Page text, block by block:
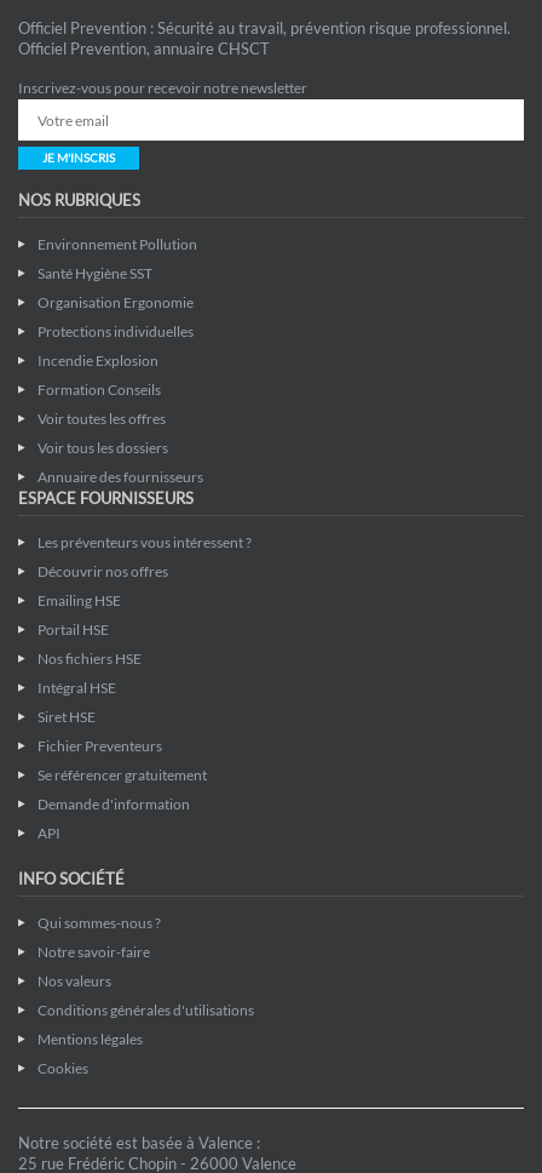
Officiel Prevention : Sécurité au travail, prévention risque professionnel.
Officiel Prevention, annuaire CHSCT
Inscrivez-vous pour recevoir notre newsletter
JE M'INSCRIS
NOS RUBRIQUES
Environnement Pollution
Santé Hygiène SST
Organisation Ergonomie
Protections individuelles
Incendie Explosion
Formation Conseils
Voir toutes les offres
Voir tous les dossiers
Annuaire des fournisseurs
ESPACE FOURNISSEURS
Les préventeurs vous intéressent ?
Découvrir nos offres
Emailing HSE
Portail HSE
Nos fichiers HSE
Intégral HSE
Siret HSE
Fichier Preventeurs
Se référencer gratuitement
Demande d'information
API
INFO SOCIÉTÉ
Qui sommes-nous ?
Notre savoir-faire
Nos valeurs
Conditions générales d'utilisations
Mentions légales
Cookies
Notre société est basée à Valence :
25 rue Frédéric Chopin - 26000 Valence